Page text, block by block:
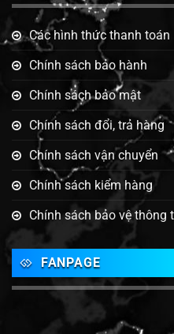
Các hình thức thanh toán
Chính sách bảo hành
Chính sách bảo mật
Chính sách đổi, trả hàng
Chính sách vận chuyển
Chính sách kiểm hàng
Chính sách bảo vệ thông
FANPAGE